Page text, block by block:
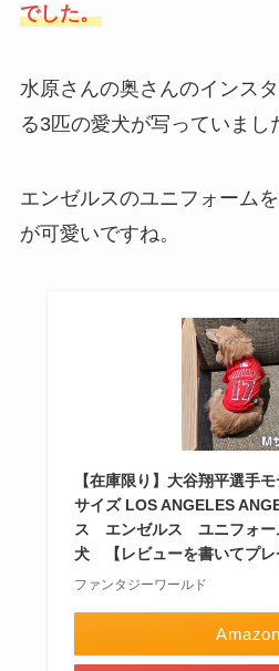
でした。
水原さんの奥さんのインス
る3匹の愛犬が写っていまし
エンゼルスのユニフォーム
が可愛いですね。
【在庫限り】大谷翔平選
サイズ LOS ANGELES
ス エンゼルス ユニフォ
犬 【レビューを書いてプレ
ファンタジーワールド
Amazon